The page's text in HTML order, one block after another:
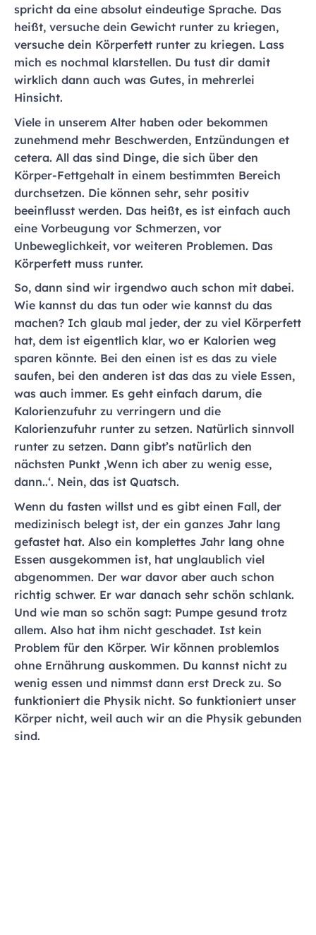
spricht da eine absolut eindeutige Sprache. Das
heißt, versuche dein Gewicht runter zu kriegen,
versuche dein Körperfett runter zu kriegen. Lass
mich es nochmal klarstellen. Du tust dir damit
wirklich dann auch was Gutes, in mehrerlei
Hinsicht.
Viele in unserem Alter haben oder bekommen
zunehmend mehr Beschwerden, Entzündungen et
cetera. All das sind Dinge, die sich über den
Körper-Fettgehalt in einem bestimmten Bereich
durchsetzen. Die können sehr, sehr positiv
beeinflusst werden. Das heißt, es ist einfach auch
eine Vorbeugung vor Schmerzen, vor
Unbeweglichkeit, vor weiteren Problemen. Das
Körperfett muss runter.
So, dann sind wir irgendwo auch schon mit dabei.
Wie kannst du das tun oder wie kannst du das
machen? Ich glaub mal jeder, der zu viel Körperfett
hat, dem ist eigentlich klar, wo er Kalorien weg
sparen könnte. Bei den einen ist es das zu viele
saufen, bei den anderen ist das das zu viele Essen,
was auch immer. Es geht einfach darum, die
Kalorienzufuhr zu verringern und die
Kalorienzufuhr runter zu setzen. Natürlich sinnvoll
runter zu setzen. Dann gibt’s natürlich den
nächsten Punkt ‚Wenn ich aber zu wenig esse,
dann..‘. Nein, das ist Quatsch.
Wenn du fasten willst und es gibt einen Fall, der
medizinisch belegt ist, der ein ganzes Jahr lang
gefastet hat. Also ein komplettes Jahr lang ohne
Essen ausgekommen ist, hat unglaublich viel
abgenommen. Der war davor aber auch schon
richtig schwer. Er war danach sehr schön schlank.
Und wie man so schön sagt: Pumpe gesund trotz
allem. Also hat ihm nicht geschadet. Ist kein
Problem für den Körper. Wir können problemlos
ohne Ernährung auskommen. Du kannst nicht zu
wenig essen und nimmst dann erst Dreck zu. So
funktioniert die Physik nicht. So funktioniert unser
Körper nicht, weil auch wir an die Physik gebunden
sind.